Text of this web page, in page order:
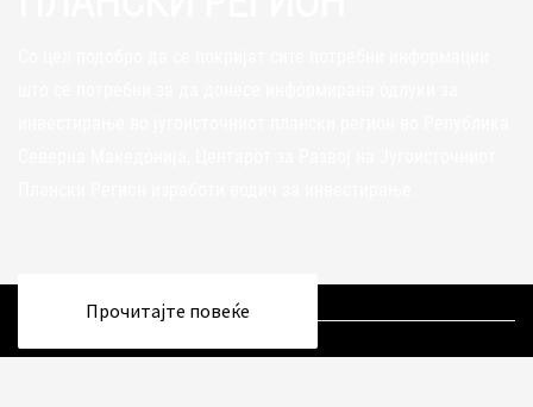
Прочитајте повеќе